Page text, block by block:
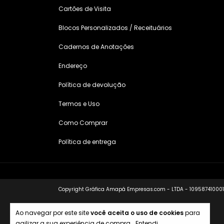
Ao navegar por este sitevocê aceita o uso de cookiespara
Cartões de Visita
Blocos Personalizados / Receituários
Cadernos de Anotações
Endereço
Política de devolução
Termos e Uso
Como Comprar
Política de entrega
Copyright Gráfica Amapá Empresas.com - LTDA -